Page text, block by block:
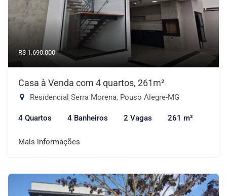
R$ 1.690.000
Casa à Venda com 4 quartos, 261m²
Residencial Serra Morena, Pouso Alegre-MG
4 Quartos 4 Banheiros 2 Vagas 261 m²
Mais informações